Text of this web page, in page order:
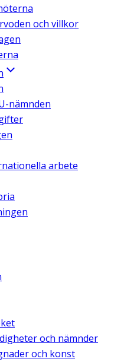
och villkor
nämnden
arbete
och nämnder
och konst